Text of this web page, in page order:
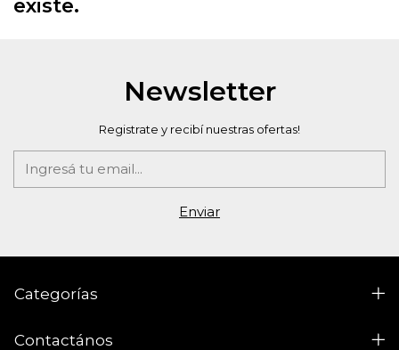
existe.
Newsletter
Registrate y recibí nuestras ofertas!
Categorías
Contactános